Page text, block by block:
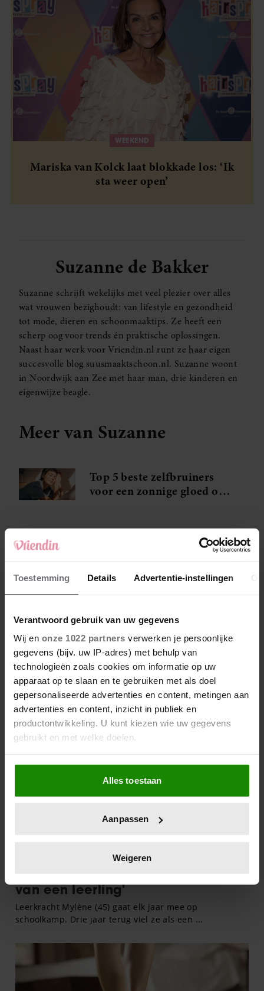
Toestemming Details Advertentie-instellingen
Verantwoord gebruik van uw gegevens
Wij en onze 1022 partners verwerken je persoonlijke
gegevens (bijv. uw IP-adres) met behulp van
technologieën zoals cookies om informatie op uw
apparaat op te slaan en te gebruiken met als doel
gepersonaliseerde advertenties en content, metingen aan
advertenties en content, inzicht in publiek en
productontwikkeling. U kunt kiezen wie uw gegevens
gebruikt en met welke doelen.
Als u het toestaat, willen we ook graag:
Informatie verzamelen over uw geografische
locatie, die tot een paar meter nauwkeurig kan zijn
scannen op specifieke eigenschappen (fingerprinting)
verwerkt en stel uw voorkeuren in het
intrekken in de Cookieverklaring.
We gebruiken cookies om content en advertenties te
personaliseren, om functies voor social media te bieden
informatie over uw gebruik van onze site met onze
partners voor social media, adverteren en analyse. Deze
partners kunnen deze gegevens combineren met andere
Alles toestaan
Aanpassen
Weigeren
WEEKEND
Mariska van Kolck laat blokkade los: ‘Ik
sta weer open’
Suzanne de Bakker
Suzanne schrijft wekelijks met veel plezier over alles
wat vrouwen bezighoudt: van lifestyle en gezondheid
tot mode, dieren en schoonmaaktips. Ze heeft een
scherp oog voor trends én praktische oplossingen.
Naast haar werk voor Vriendin.nl runt ze haar eigen
succesvolle blog suusmaaktschoon.nl. Suzanne woont
in Noordwijk aan Zee met haar man, drie kinderen en
eigenwijze beagle.
Meer van Suzanne
Top 5 beste zelfbruiners
voor een zonnige gloed op
Lavendel snoeien: zo wordt
blikvanger van de straat
pasta carbonara de beste
die je ooit hebt geproefd